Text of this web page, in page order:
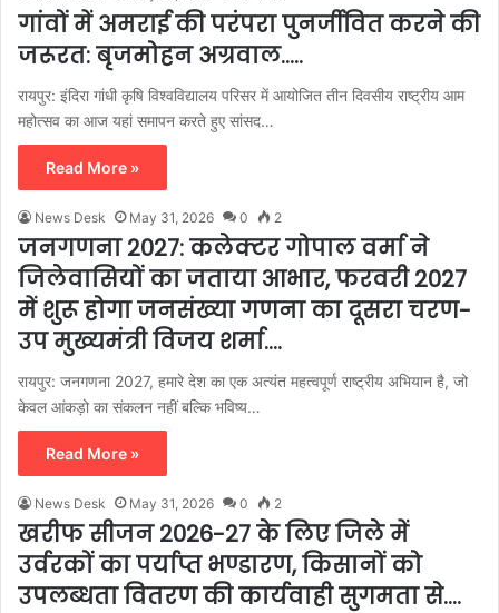
गांवों में अमराई की परंपरा पुनर्जीवित करने की
जरूरत: बृजमोहन अग्रवाल…..
रायपुर: इंदिरा गांधी कृषि विश्वविद्यालय परिसर में आयोजित तीन दिवसीय राष्ट्रीय आम
महोत्सव का आज यहां समापन करते हुए सांसद…
Read More »
News Desk May 31, 2026 0 2
जनगणना 2027: कलेक्टर गोपाल वर्मा ने
जिलेवासियों का जताया आभार, फरवरी 2027
में शुरू होगा जनसंख्या गणना का दूसरा चरण-
उप मुख्यमंत्री विजय शर्मा….
रायपुर: जनगणना 2027, हमारे देश का एक अत्यंत महत्वपूर्ण राष्ट्रीय अभियान है, जो
केवल आंकड़ो का संकलन नहीं बल्कि भविष्य…
Read More »
News Desk May 31, 2026 0 2
खरीफ सीजन 2026-27 के लिए जिले में
उर्वरकों का पर्याप्त भण्डारण, किसानों को
उपलब्धता वितरण की कार्यवाही सुगमता से….